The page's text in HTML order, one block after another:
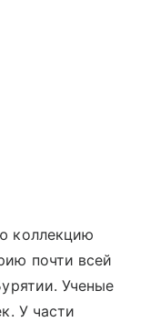
коллекцию
почти всей
Ученые
У части